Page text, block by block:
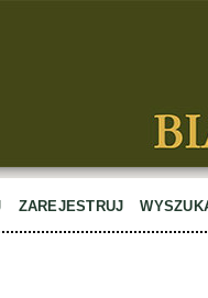
ZAREJESTRUJ